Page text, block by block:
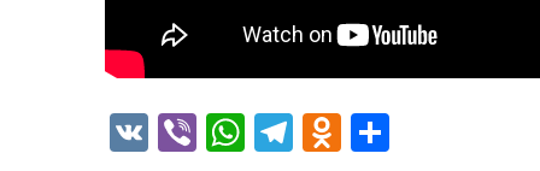
VK ViberWhatsApp
Telegram